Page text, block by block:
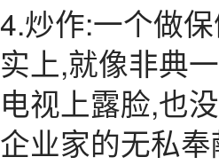
4.炒作:一个做
实上,就像非典
电视上露脸,也
企业家的无私